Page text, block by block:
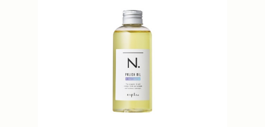
美髮課程
產品通路
人才招募